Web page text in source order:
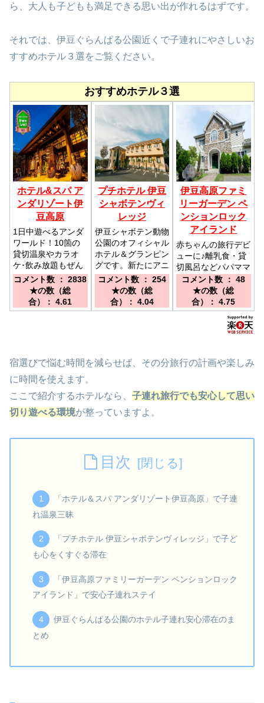
ら、大人も子どもも満足できる思い出が作れるはずです。
それでは、伊豆ぐらんぱる公園近くで子連れにやさしいお
すすめホテル３選をご覧ください。
おすすめホテル３選
ホテル&スパ ア
ンダリゾート伊
豆高原
1日中遊べるアンダ
ワールド！10箇の
貸切温泉やカラオ
ケ･飲み放題もぜん
ぶ無料のオールイン
クルーシブ／伊豆高
原駅より徒歩９分
（送迎有）／東名厚
コメント数 ： 2838
★の数（総
合）： 4.61
プチホテル 伊豆
シャボテンヴィ
レッジ
伊豆シャボテン動物
公園のオフィシャル
ホテル＆グランピン
グです。新たにアニ
マルグランピングを
オープン！／伊豆急
行「伊豆高原駅」下
車、バスにて「シャ
コメント数 ： 254
★の数（総
合）： 4.04
伊豆高原ファミ
リーガーデン ペ
ンションロック
アイランド
赤ちゃんの旅行デビ
ューに♪離乳食・貸
切風呂などパパママ
安心ポイント満載の
ペンション／伊豆高
原駅よりお車で15
分／東名高速厚木Ｉ
Ｃより約９０分
コメント数 ： 48
★の数（総
合）： 4.75
宿選びで悩む時間を減らせば、その分旅行の計画や楽しみ
に時間を使えます。
ここで紹介するホテルなら、 子連れ旅行でも安心して思い
切り遊べる環境が整っていますよ。
目次
「ホテル＆スパ アンダリゾート伊豆高原」で子連
れ温泉三昧
「プチホテル 伊豆シャボテンヴィレッジ」で子ど
も心をくすぐる滞在
「伊豆高原ファミリーガーデン ペンションロック
アイランド」で安心子連れステイ
伊豆ぐらんぱる公園のホテル子連れ安心滞在のま
とめ